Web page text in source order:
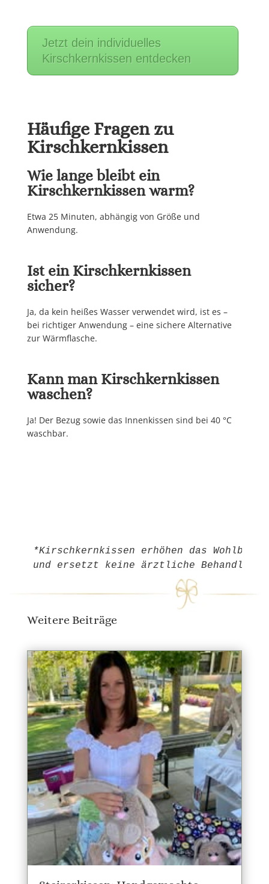
Jetzt dein individuelles
Kirschkernkissen entdecken
Häufige Fragen zu
Kirschkernkissen
Wie lange bleibt ein
Kirschkernkissen warm?
Etwa 25 Minuten, abhängig von Größe und
Anwendung.
Ist ein Kirschkernkissen
sicher?
Ja, da kein heißes Wasser verwendet wird, ist es –
bei richtiger Anwendung – eine sichere Alternative
zur Wärmflasche.
Kann man Kirschkernkissen
waschen?
Ja! Der Bezug sowie das Innenkissen sind bei 40 °C
waschbar.
*Kirschkernkissen erhöhen das
und ersetzt keine ärztliche Behandlung.
Weitere Beiträge